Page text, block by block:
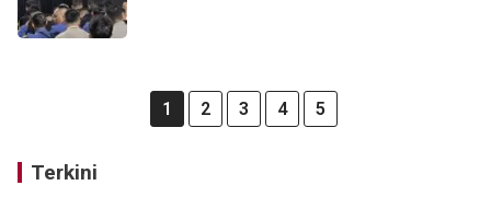
1 2 3 4 5
Terkini